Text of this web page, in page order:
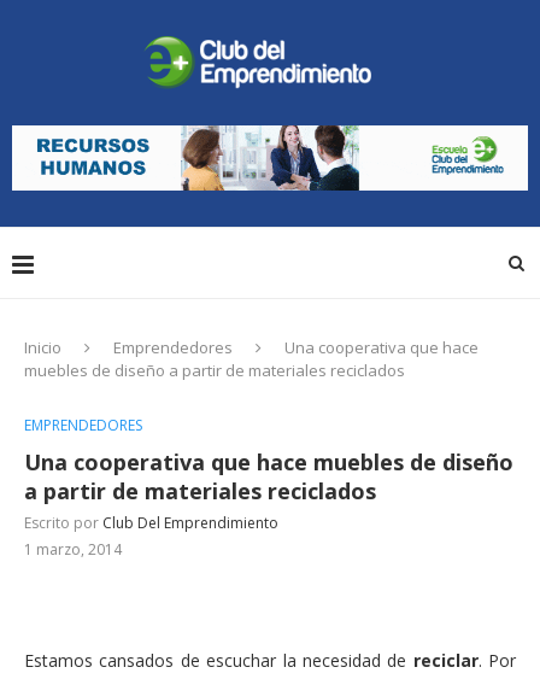
Inicio Emprendedores
Una cooperativa que hace
muebles de diseño a partir de materiales reciclados
EMPRENDEDORES
Una cooperativa que hace muebles de diseño
a partir de materiales reciclados
Escrito por Club Del Emprendimiento
1 marzo, 2014
Estamos cansados de escuchar la necesidad de reciclar. Por